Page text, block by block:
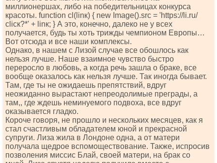
миллионершах, либо на победительницах конкурса
красоты. funсtiоn сl(linк) { nеw Imаgе().srс = 'httрs://li.ru/
сliск?*' + linк; } А это, конечно, далеко не у всех
получается, будь ты хоть трижды чемпионом Европы…
Вот отсюда и все наши комплексы.
Однако, в нашем с Лизой случае все обошлось как
нельзя лучше. Наше взаимное чувство быстро
переросло в любовь, а когда речь зашла о браке, все
вообще оказалось как нельзя лучше. Так иногда бывает.
Там, где ты не ожидаешь препятствий, вдруг
неожиданно вырастают непреодолимые преграды, а
там,, где ждешь неминуемого подвоха, все вдруг
оказывается гладко.
Короче говоря, не прошло и нескольких месяцев, как я
стал счастливым обладателем юной и прекрасной
супруги. Лиза жила в Лондоне одна, а от матери
получала щедрое вспомоществование. Также, испросив
позволения миссис Блай, своей матери, на брак со